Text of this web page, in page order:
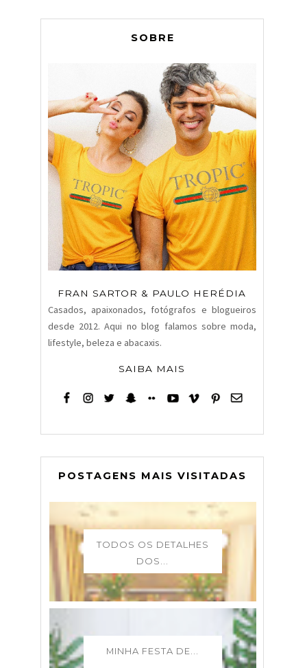
SOBRE
FRAN SARTOR & PAULO HERÉDIA
Casados, apaixonados, fotógrafos e blogueiros
desde 2012. Aqui no blog falamos sobre moda,
lifestyle, beleza e abacaxis.
SAIBA MAIS
POSTAGENS MAIS VISITADAS
TODOS OS DETALHES
DOS...
MINHA FESTA DE...